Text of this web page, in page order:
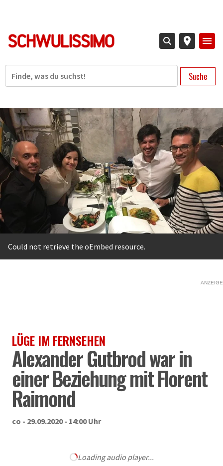
Suche
Fehlermeldung
Could not retrieve the oEmbed resource.
ANZEIGE
LÜGE IM FERNSEHEN
Alexander Gutbrod war in
einer Beziehung mit Florent
Raimond
co - 29.09.2020 - 14:00 Uhr
Loading audio player...